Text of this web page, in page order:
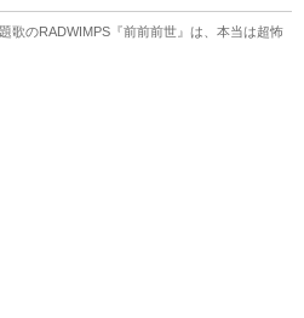
歌のRADWIMPS『前前前世』は、本当は超怖